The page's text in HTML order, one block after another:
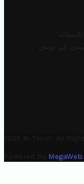
في تونس
2025 © Trovit. All
Powered By MegaWeb